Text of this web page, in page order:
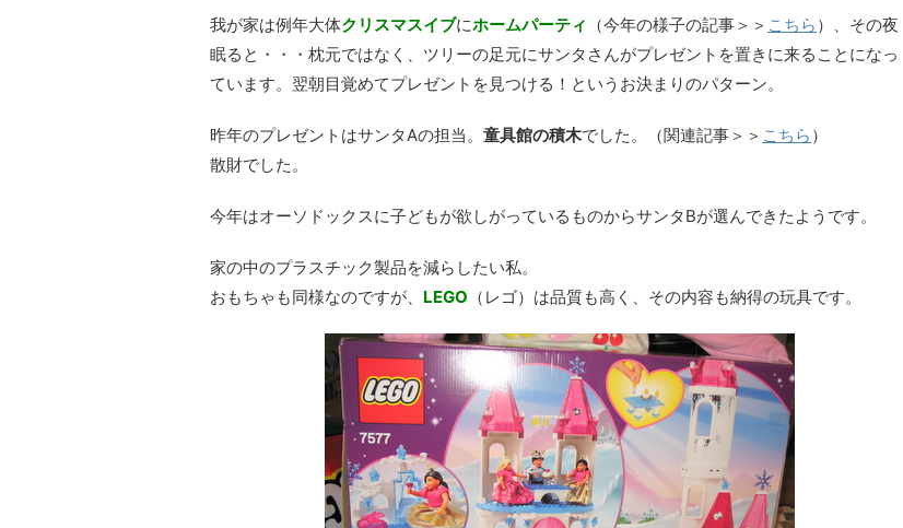
我が家は例年大体クリスマスイブにホームパーティ （今年の様子の記事＞＞ こちら ）、その夜
眠ると・・・枕元ではなく、ツリーの足元にサンタさんがプレゼントを置きに来ることになっ
ています。翌朝目覚めてプレゼントを見つける！というお決まりのパターン。
昨年のプレゼントはサンタAの担当。 童具館の積木でした。（関連記事＞＞ こちら ）
散財でした。
今年はオーソドックスに子どもが欲しがっているものからサンタBが選んできたようです。
家の中のプラスチック製品を減らしたい私。
おもちゃも同様なのですが、 LEGO （レゴ）は品質も高く、その内容も納得の玩具です。